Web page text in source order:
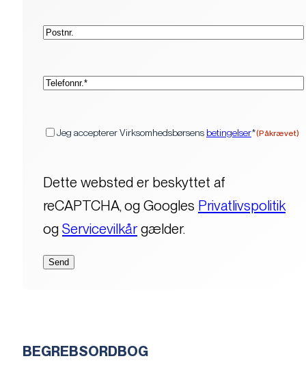
Postnr.
Telefon*
Jeg accepterer Virksomhedsbørsens betingelser*(Påkrævet)
Dette websted er beskyttet af
reCAPTCHA, og Googles Privatlivspolitik
og Servicevilkårgælder.
BEGREBSORDBOG